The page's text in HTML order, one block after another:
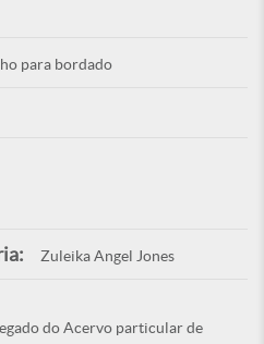
para bordado
Zuleika Angel Jones
do Acervo particular de